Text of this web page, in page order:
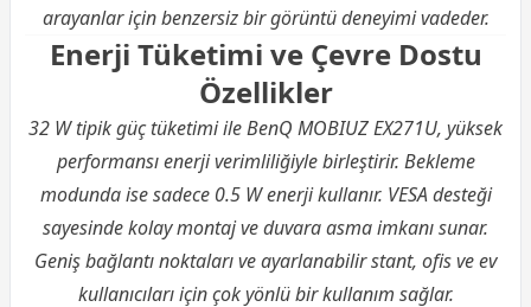
arayanlar için benzersiz bir görüntü deneyimi vadeder.
Enerji Tüketimi ve Çevre Dostu
Özellikler
32 W tipik güç tüketimi ile BenQ MOBIUZ EX271U, yüksek
performansı enerji verimliliğiyle birleştirir. Bekleme
modunda ise sadece 0.5 W enerji kullanır. VESA desteği
sayesinde kolay montaj ve duvara asma imkanı sunar.
Geniş bağlantı noktaları ve ayarlanabilir stant, ofis ve ev
kullanıcıları için çok yönlü bir kullanım sağlar.